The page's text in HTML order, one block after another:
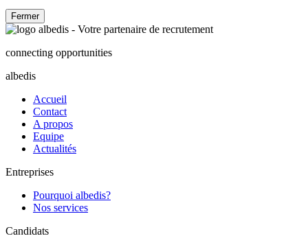
Fermer
connecting opportunities
albedis
Accueil
Contact
A propos
Equipe
Actualités
Entreprises
Pourquoi albedis?
Nos services
Candidats